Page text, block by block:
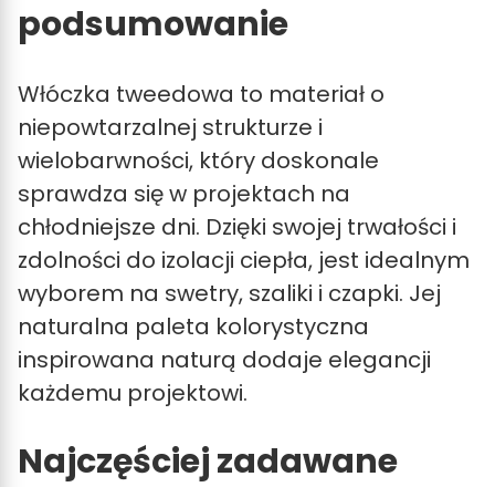
podsumowanie
Włóczka tweedowa to materiał o
niepowtarzalnej strukturze i
wielobarwności, który doskonale
sprawdza się w projektach na
chłodniejsze dni. Dzięki swojej trwałości i
zdolności do izolacji ciepła, jest idealnym
wyborem na swetry, szaliki i czapki. Jej
naturalna paleta kolorystyczna
inspirowana naturą dodaje elegancji
każdemu projektowi.
Najczęściej zadawane